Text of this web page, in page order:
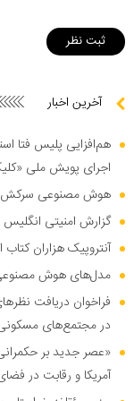
آخرین اخبار
هم‌افزایی پلیس فتا
اجرای پویش ملی
هوش مصنوعی سرکش،
گزارش امنیتی
آنتروپیک هزاران
مدل‌های هوش مصنوعی،
فراخوان دریافت
در مجتمع‌های
«عصر جدید بر
آمریکا و رقابت در